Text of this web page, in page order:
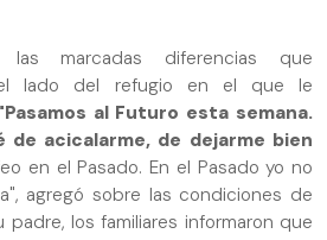
las marcadas diferencias que
el lado del refugio en el que le
al Futuro esta semana.
de acicalarme, de dejarme bien
en el Pasado. En el Pasado yo no
agregó sobre las condiciones de
padre, los familiares informaron que